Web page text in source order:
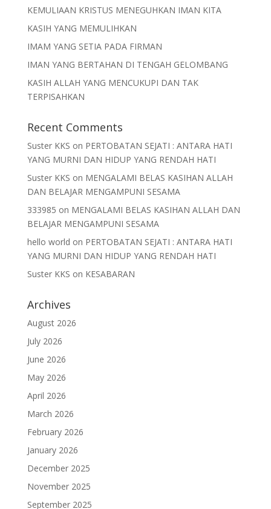
KEMULIAAN KRISTUS MENEGUHKAN IMAN KITA
KASIH YANG MEMULIHKAN
IMAM YANG SETIA PADA FIRMAN
IMAN YANG BERTAHAN DI TENGAH GELOMBANG
KASIH ALLAH YANG MENCUKUPI DAN TAK
TERPISAHKAN
Recent Comments
Suster KKS on PERTOBATAN SEJATI : ANTARA HATI
YANG MURNI DAN HIDUP YANG RENDAH HATI
Suster KKS on MENGALAMI BELAS KASIHAN ALLAH
DAN BELAJAR MENGAMPUNI SESAMA
333985 on MENGALAMI BELAS KASIHAN ALLAH DAN
BELAJAR MENGAMPUNI SESAMA
hello world on PERTOBATAN SEJATI : ANTARA HATI
YANG MURNI DAN HIDUP YANG RENDAH HATI
Suster KKS on KESABARAN
Archives
August 2026
July 2026
June 2026
May 2026
April 2026
March 2026
February 2026
January 2026
December 2025
November 2025
September 2025